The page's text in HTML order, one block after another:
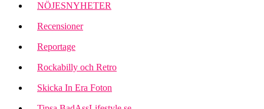
NÖJESNYHETER
Recensioner
Reportage
Rockabilly och Retro
Skicka In Era Foton